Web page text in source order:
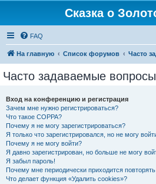
Сказка о
FAQ
На главную Список форумов Часто
Часто задаваемые вопросы
Вход на конференцию и регистрация
Зачем мне нужно регистрироваться?
Что такое COPPA?
Почему я не могу зарегистрироваться?
Я только что зарегистрировался, но не могу
Почему я не могу войти?
Я давно зарегистрирован, но больше не могу
Я забыл пароль!
Почему мне периодически приходится
Что делает функция «Удалить cookies»?